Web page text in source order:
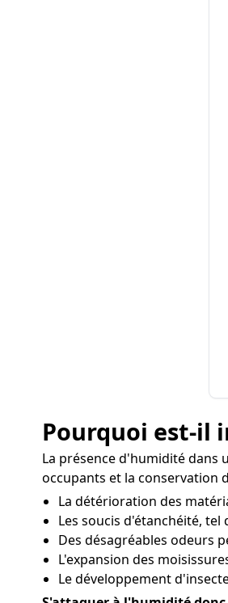
Pourquoi est-il
La présence d'humidité dans
occupants et la conservation
La détérioration des
Les soucis d'étanchéité,
Des désagréables odeurs
L'expansion des
Le développement